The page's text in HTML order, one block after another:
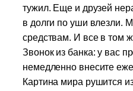
тужил. Еще и друзей
в долги по уши влезли.
средствам. И все в том
Звонок из банка: у вас
немедленно внесите
Картина мира рушится